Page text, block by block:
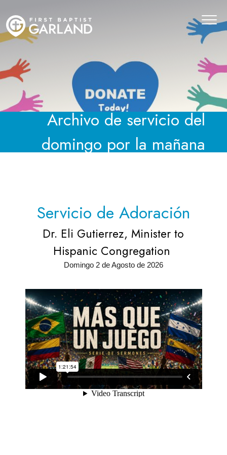
Archivo de servicio del
domingo por la mañana
Servicio de Adoración
Dr. Eli Gutierrez, Minister to
Hispanic Congregation
Domingo 2 de Agosto de 2026